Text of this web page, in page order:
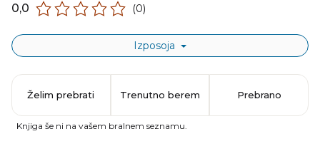
0,0 (0)
Izposoja
Želim prebrati Trenutno berem Prebrano
Knjiga še ni na vašem bralnem seznamu.